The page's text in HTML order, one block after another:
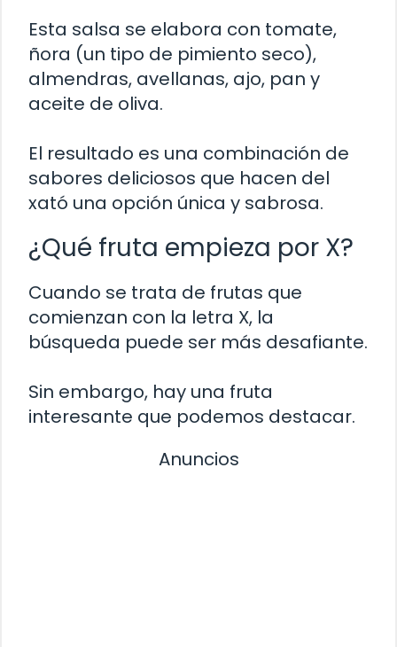
Esta salsa se elabora con tomate,
ñora (un tipo de pimiento seco),
almendras, avellanas, ajo, pan y
aceite de oliva.
El resultado es una combinación de
sabores deliciosos que hacen del
xató una opción única y sabrosa.
¿Qué fruta empieza por X?
Cuando se trata de frutas que
comienzan con la letra X, la
búsqueda puede ser más desafiante.
Sin embargo, hay una fruta
interesante que podemos destacar.
Anuncios